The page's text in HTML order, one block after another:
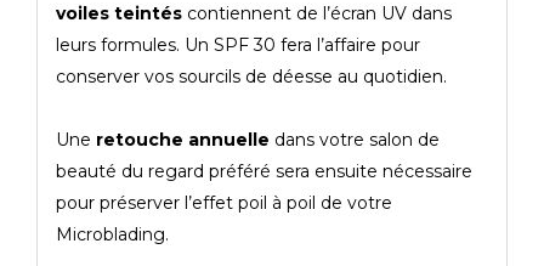
voiles teintés contiennent de l’écran UV dans
leurs formules. Un SPF 30 fera l’affaire pour
conserver vos sourcils de déesse au quotidien.
Une retouche annuelle dans votre salon de
beauté du regard préféré sera ensuite nécessaire
pour préserver l’effet poil à poil de votre
Microblading.